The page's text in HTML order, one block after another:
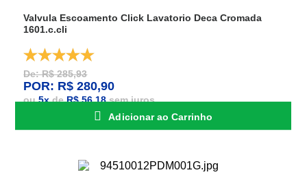
Valvula Escoamento Click Lavatorio Deca Cromada
1601.c.cli
De: R$ 285,93
POR: R$ 280,90
ou5xdeR$ 56,18sem juros
Adicionar ao Carrinho